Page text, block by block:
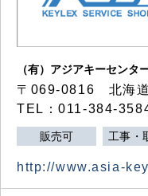
（有）アジアキーセンタ
〒069-0816 北海
TEL：011-384-
販売可 工事・
http://www.asia-